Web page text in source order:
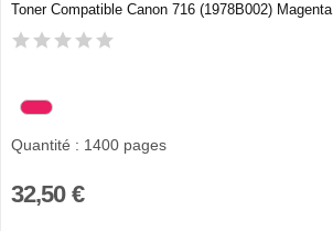
Toner Compatible Canon 716 (1978B002) Magenta
Quantité : 1400 pages
32,50 €